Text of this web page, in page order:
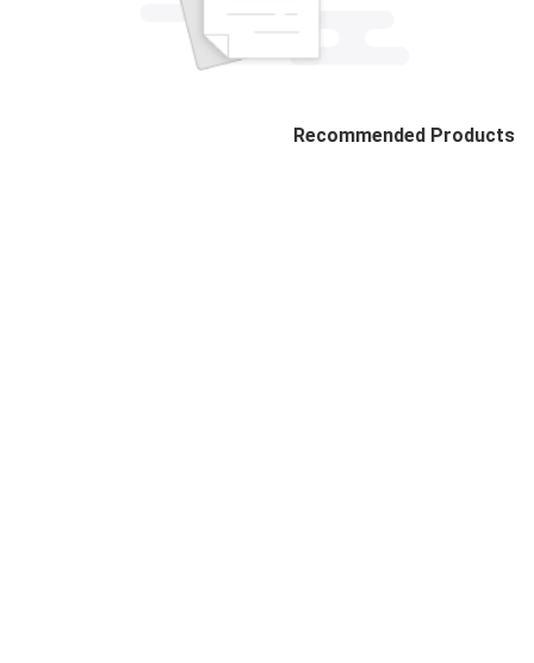
Recommended Products